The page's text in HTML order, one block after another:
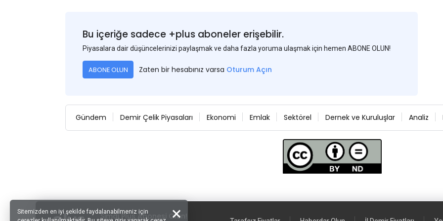
Bu içeriğe sadece +plus aboneler erişebilir.
Piyasalara dair düşüncelerinizi paylaşmak ve daha fazla yoruma ulaşmak için hemen ABONE OLUN!
ABONE OLUN Zaten bir hesabınız varsa Oturum Açın
Gündem Demir Çelik Piyasaları Ekonomi Emlak Sektörel Dernek ve Kuruluşlar Analiz
Şimdi Plus Abonesi Olun!
Sitemizden en iyi şekilde faydalanabilmeniz için